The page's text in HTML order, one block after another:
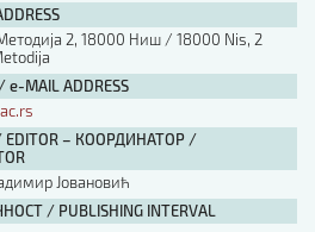
2, 18000 Ниш / 18000 Nis, 2
MAIL ADDRESS
– КООРДИНАТОР /
Јовановић
/ PUBLISHING INTERVAL